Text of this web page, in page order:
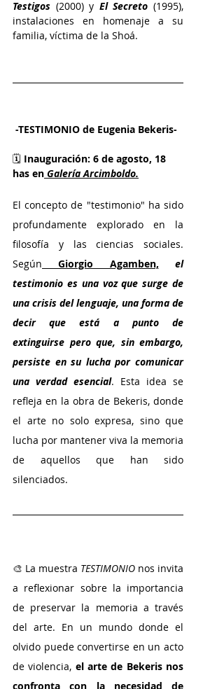
Testigos (2000) y El Secreto (1995),
instalaciones en homenaje a su
familia, víctima de la Shoá.
-TESTIMONIO de Eugenia Bekeris-
🗓️ Inauguración: 6 de agosto, 18
has en Galería Arcimboldo.
El concepto de "testimonio" ha sido
profundamente explorado en la
filosofía y las ciencias sociales.
Según Giorgio Agamben,
el
testimonio es una voz que surge de
una crisis del lenguaje, una forma de
decir que está a punto de
extinguirse pero que, sin embargo,
persiste en su lucha por comunicar
una verdad esencial. Esta idea se
refleja en la obra de Bekeris, donde
el arte no solo expresa, sino que
lucha por mantener viva la memoria
de aquellos que han sido
silenciados.
🎨 La muestra TESTIMONIO nos invita
a reflexionar sobre la importancia
de preservar la memoria a través
del arte. En un mundo donde el
olvido puede convertirse en un acto
de violencia, el arte de Bekeris nos
confronta con la necesidad de